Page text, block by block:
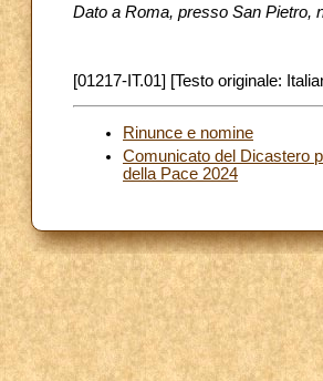
Dato a Roma, presso San Pietro,
[01217-IT.01] [Testo originale:
Rinunce e nomine
Comunicato del Dicastero
della Pace 2024